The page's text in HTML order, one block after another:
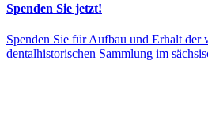
Spenden Sie jetzt!
Spenden Sie für Aufbau und Erhalt der
dentalhistorischen Sammlung im